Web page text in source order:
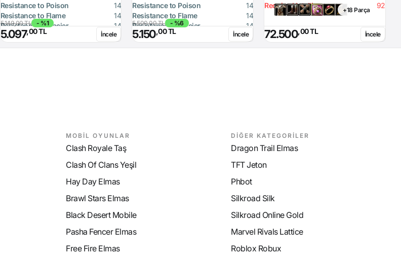
Resistance to Poison
14
Resistance to Flame
14
Resistance to Glacier
14
Resistance to Lighting
14
5.140,00 TL - %1
5.097,00 TL İncele
Resistance to Poison
14
Resistance to Flame
14
Resistance to Glacier
14
Resistance to Lighting
14
5.500,00 TL - %6
5.150,00 TL İncele
Required Intelligence
92
+18 Parça
72.500,00 TL İncele
MOBİL OYUNLAR
Clash Royale Taş
Clash Of Clans Yeşil
Hay Day Elmas
Brawl Stars Elmas
Black Desert Mobile
Pasha Fencer Elmas
Free Fire Elmas
DİĞER KATEGORİLER
Dragon Trail Elmas
TFT Jeton
Phbot
Silkroad Silk
Silkroad Online Gold
Marvel Rivals Lattice
Roblox Robux